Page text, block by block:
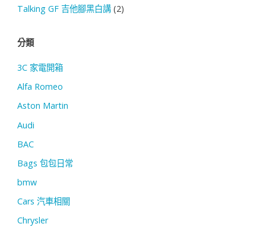
Talking GF 吉他腳黑白講(2)
分類
3C 家電開箱
Alfa Romeo
Aston Martin
Audi
BAC
Bags 包包日常
bmw
Cars 汽車相關
Chrysler